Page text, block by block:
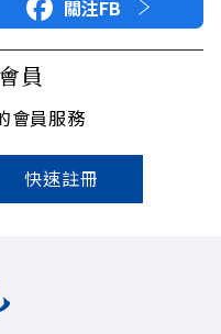
關注FB
員
會員服務
快速註冊